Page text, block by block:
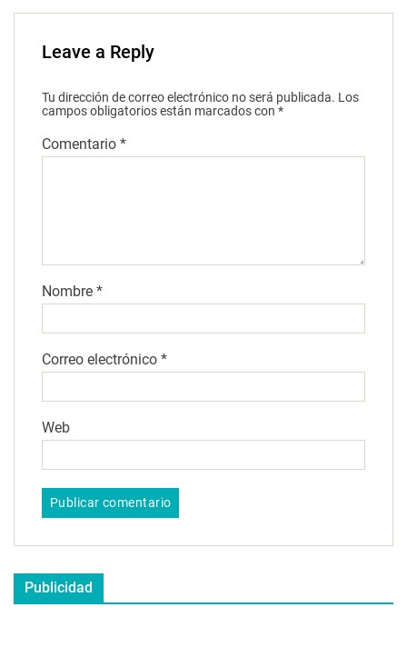
Leave a Reply
Tu dirección de correo electrónico no será publicada. Los
campos obligatorios están marcados con *
Comentario *
Nombre *
Correo electrónico *
Web
Publicidad